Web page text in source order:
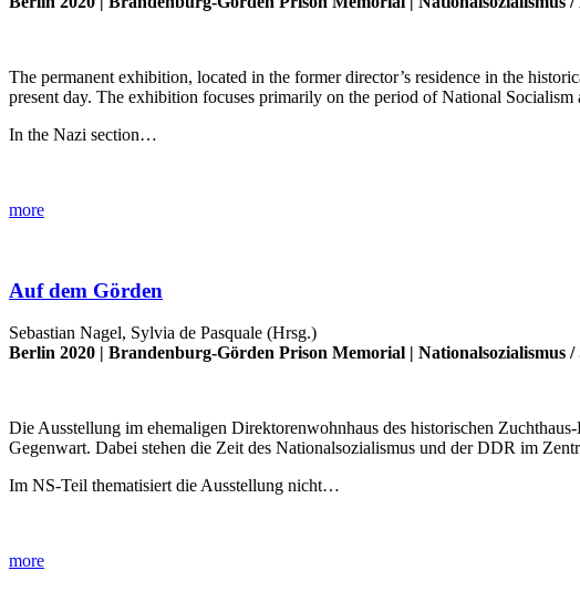
The permanent exhibition, located in the former director’s residence in the
present day. The exhibition focuses primarily on the period of National Socialism
In the Nazi section…
more
Auf dem Görden
Sebastian Nagel, Sylvia de Pasquale (Hrsg.)
Berlin 2020 | Brandenburg-Görden Prison Memorial | Nationalsozialismus /
Die Ausstellung im ehemaligen Direktorenwohnhaus des historischen
Gegenwart. Dabei stehen die Zeit des Nationalsozialismus und der DDR im
Im NS-Teil thematisiert die Ausstellung nicht…
more